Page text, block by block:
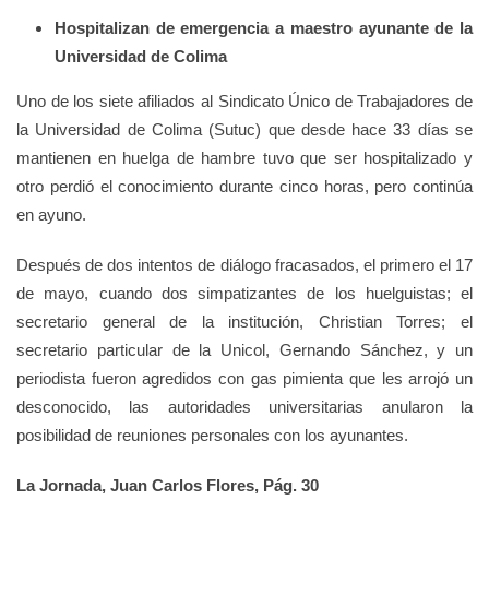
Hospitalizan de emergencia a maestro ayunante de la
Universidad de Colima
Uno de los siete afiliados al Sindicato Único de Trabajadores de
la Universidad de Colima (Sutuc) que desde hace 33 días se
mantienen en huelga de hambre tuvo que ser hospitalizado y
otro perdió el conocimiento durante cinco horas, pero continúa
en ayuno.
Después de dos intentos de diálogo fracasados, el primero el 17
de mayo, cuando dos simpatizantes de los huelguistas; el
secretario general de la institución, Christian Torres; el
secretario particular de la Unicol, Gernando Sánchez, y un
periodista fueron agredidos con gas pimienta que les arrojó un
desconocido, las autoridades universitarias anularon la
posibilidad de reuniones personales con los ayunantes.
La Jornada, Juan Carlos Flores, Pág. 30